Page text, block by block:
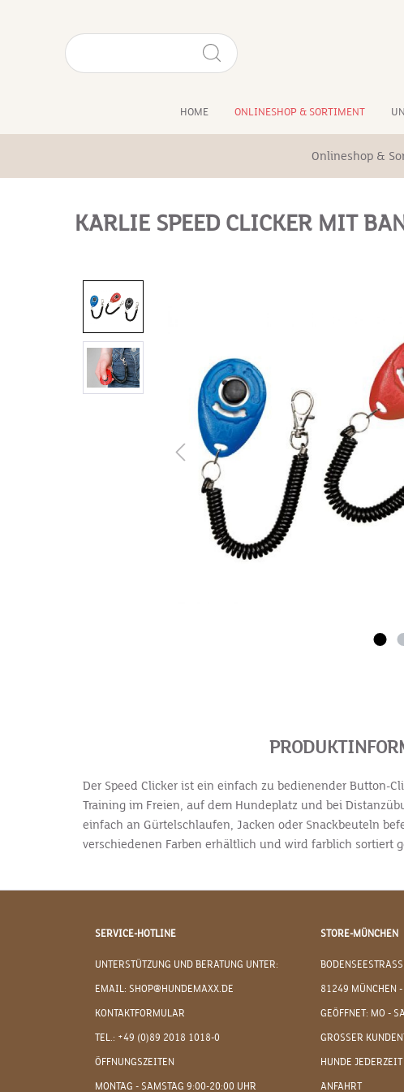
HOME ONLINESHOP & SORTIMENT
Onlineshop &
KARLIE SPEED CLICKER MIT
Der Speed Clicker ist ein einfach zu bedienender Button-
Training im Freien, auf dem Hundeplatz und bei
einfach an Gürtelschlaufen, Jacken oder Snackbeuteln
verschiedenen Farben erhältlich und wird farblich sortiert
SERVICE-HOTLINE
UNTERSTÜTZUNG UND BERATUNG UNTER:
EMAIL: SHOP@HUNDEMAXX.DE
KONTAKTFORMULAR
TEL.: +49 (0)89 2018 1018-0
ÖFFNUNGSZEITEN
MONTAG - SAMSTAG 9:00-20:00 UHR
STORE-MÜNCHEN
81249 MÜNCHEN
GEÖFFNET: MO -
GROSSER
HUNDE
ANFAHRT